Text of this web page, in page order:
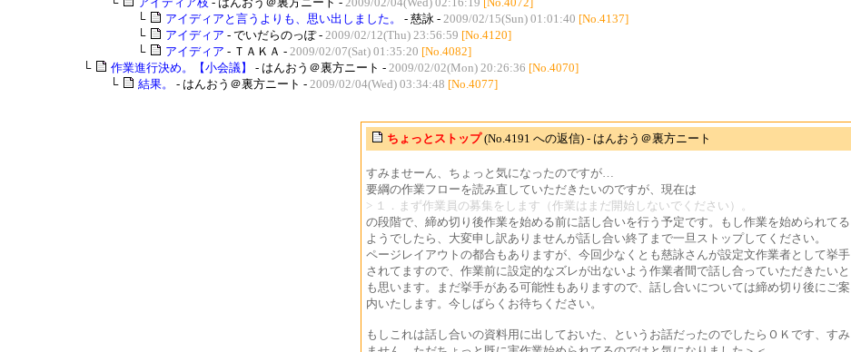
└
アイディアと言うよりも、思い出しました。 - 慈詠 - 2009/02/15(Sun) 01:01:40 [No.4137]
└
アイディア - でいだらのっぽ - 2009/02/12(Thu) 23:56:59 [No.4120]
└
アイディア - ＴＡＫＡ - 2009/02/07(Sat) 01:35:20 [No.4082]
└
作業進行決め。【小会議】 - はんおう＠裏方ニート - 2009/02/02(Mon) 20:26:36 [No.4070]
└
結果。 - はんおう＠裏方ニート - 2009/02/04(Wed) 03:34:48 [No.4077]
ちょっとストップ(No.4191 への返信) - はんおう＠裏方ニート
すみませーん、ちょっと気になったのですが…
要綱の作業フローを読み直していただきたいのですが、現在は
> １．まず作業員の募集をします（作業はまだ開始しないでください）。
の段階で、締め切り後作業を始める前に話し合いを行う予定です。もし作業を始められてる
ようでしたら、大変申し訳ありませんが話し合い終了まで一旦ストップしてください。
ページレイアウトの都合もありますが、今回少なくとも慈詠さんが設定文作業者として挙手
されてますので、作業前に設定的なズレが出ないよう作業者間で話し合っていただきたいと
も思います。まだ挙手がある可能性もありますので、話し合いについては締め切り後にご案
内いたします。今しばらくお待ちください。
もしこれは話し合いの資料用に出しておいた、というお話だったのでしたらＯＫです、すみ